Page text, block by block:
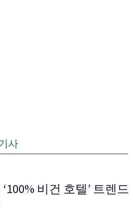
사
비건 호텔’ 트렌드